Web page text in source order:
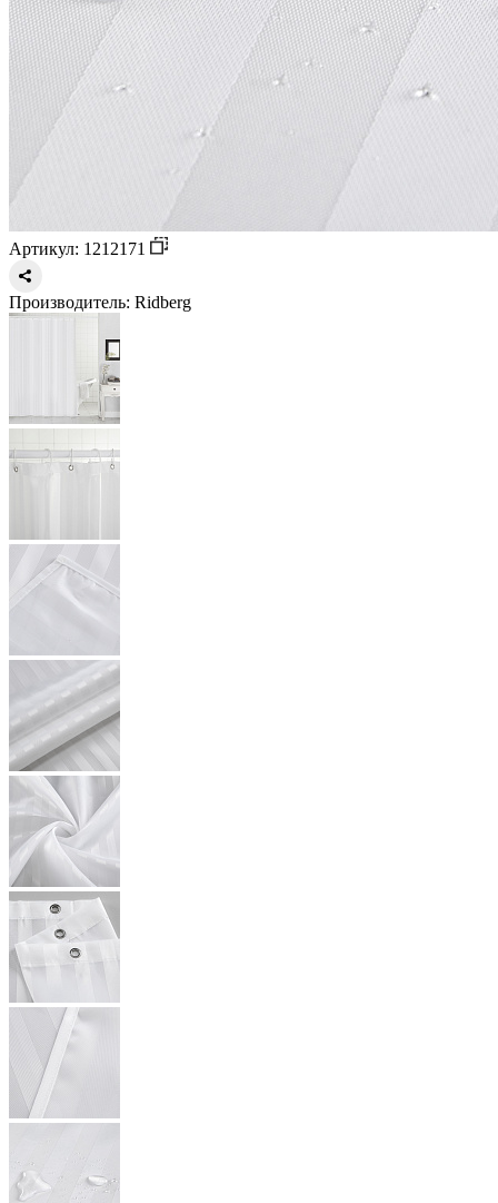
Артикул: 1212171
Производитель: Ridberg